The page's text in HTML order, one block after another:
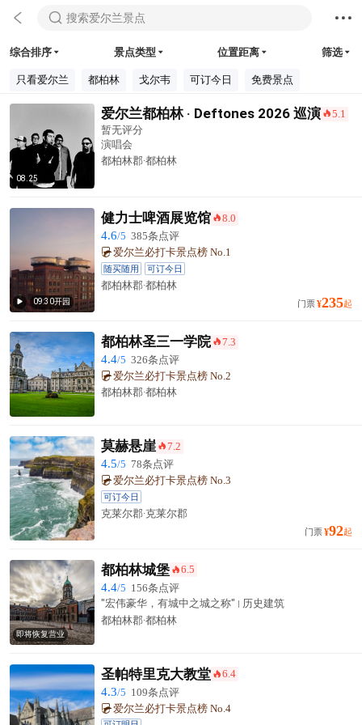
  搜索爱尔兰景点 
综合排序  景点类型  位置距离  筛选
只看爱尔兰 都柏林 戈尔韦 可订今日 免费景点
08.25
爱尔兰都柏林 · Deftones 2026 巡演 󰺂5.1
暂无评分
演唱会
都柏林郡·都柏林
 09:30开园
健力士啤酒展览馆 󰺂8.0
4.6/5 385条点评
爱尔兰必打卡景点榜 No.1
随买随用 可订今日
都柏林郡·都柏林
门票¥235起
都柏林圣三一学院 󰺂7.3
4.4/5 326条点评
爱尔兰必打卡景点榜 No.2
都柏林郡·都柏林
莫赫悬崖 󰺂7.2
4.5/5 78条点评
爱尔兰必打卡景点榜 No.3
可订今日
克莱尔郡·克莱尔郡
门票¥92起
即将恢复营业
都柏林城堡 󰺂6.5
4.4/5 156条点评
"宏伟豪华，有城中之城之称"
历史建筑
都柏林郡·都柏林
圣帕特里克大教堂 󰺂6.4
4.3/5 109条点评
爱尔兰必打卡景点榜 No.4